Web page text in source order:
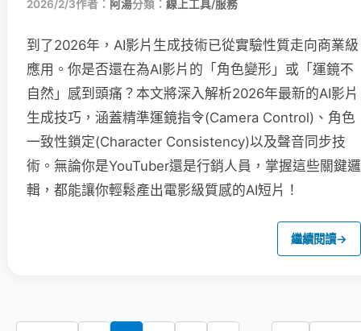
2026/2/3作者： 阿湯分類： 線上工具/服務
到了2026年，AI影片生成技術已從實驗性質走向商業級
應用。你是否還在為AI影片的「角色變形」或「運鏡不
自然」感到頭痛？本文將深入解析2026年最新的AI影片
生成技巧，涵蓋精準運鏡指令(Camera Control)、角色
一致性鎖定(Character Consistency)以及聲音同步技
術。無論你是YouTuber還是行銷人員，掌握這些關鍵邏
輯，都能讓你輕鬆產出電影級質感的AI短片！
繼續閱讀→